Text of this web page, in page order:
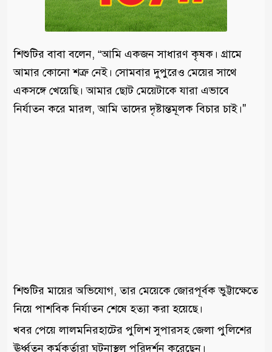
শিশুটির বাবা বলেন, “আমি একজন সাধারণ কৃষক। গ্রামে
আমার কোনো শত্রু নেই। সোমবার দুপুরেও মেয়ের সাথে
একসঙ্গে খেয়েছি। আমার ছোট মেয়েটাকে যারা এভাবে
নির্যাতন করে মারল, আমি তাদের দৃষ্টান্তমূলক বিচার চাই।"
শিশুটির মায়ের অভিযোগ, তার মেয়েকে জোরপূর্বক ভুট্টাক্ষেতে
নিয়ে পাশবিক নির্যাতন শেষে হত্যা করা হয়েছে।
খবর পেয়ে লালমনিরহাটের পুলিশ সুপারসহ জেলা পুলিশের
ঊর্ধ্বতন কর্মকর্তারা ঘটনাস্থল পরিদর্শন করেছেন।